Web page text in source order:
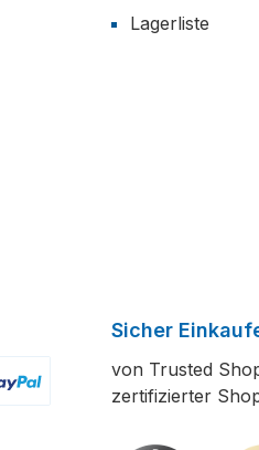
Lagerliste
Sicher
von Trusted
zertifizierter